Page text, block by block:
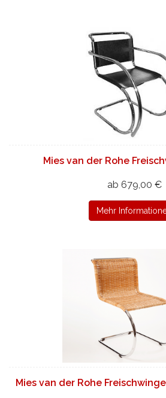
Mies van der Rohe
ab 679,00 €
Mehr
Mies van der Rohe